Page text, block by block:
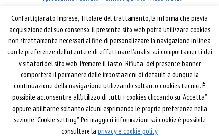
Confartigianato Trasporti
Via S. Giovanni in Laterano, 152 | 00184 Roma
T: 06 70374.275
trasporti@confartigianato.it
confartigianatotrasporti@pec.it
Privacy e Cookie Policy
Informativa
Riferimenti
Confartigianato Imprese, Titolare del trattamento, la informa che previa
acquisizione del suo consenso, il presente sito web potrà utilizzare cookies
non strettamente necessari al fine di personalizzare la navigazione in linea
con le preferenze dell’utente e di effettuare l’analisi sui comportamenti dei
visitatori del sito web. Premere il tasto “Rifiuta” del presente banner
comporterà il permanere delle impostazioni di default e dunque la
continuazione della navigazione utilizzando soltanto cookies tecnici. È
possibile acconsentire all’utilizzo di tutti i cookies cliccando su “Accetta”
oppure abilitarne soltanto alcuni esprimendo le proprie preferenze nella
sezione “Cookie setting”. Per maggiori informazioni sui cookie è possibile
consultare la privacy e cookie policy